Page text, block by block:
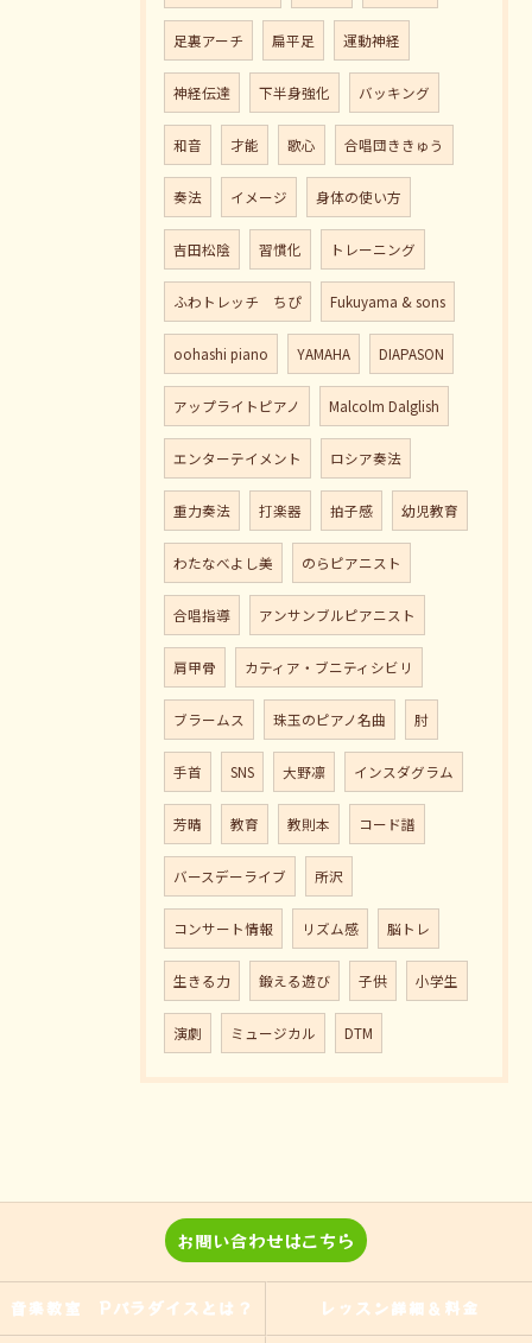
足裏アーチ 扁平足 運動神経
神経伝達 下半身強化 バッキング
和音 才能 歌心 合唱団ききゅう
奏法 イメージ 身体の使い方
吉田松陰 習慣化 トレーニング
ふわトレッチ ちぴ Fukuyama & sons
oohashi piano YAMAHA DIAPASON
アップライトピアノ Malcolm Dalglish
エンターテイメント ロシア奏法
重力奏法 打楽器 拍子感 幼児教育
わたなべよし美 のらピアニスト
合唱指導 アンサンブルピアニスト
肩甲骨 カティア・ブニティシビリ
ブラームス 珠玉のピアノ名曲 肘
手首 SNS 大野凛 インスダグラム
芳晴 教育 教則本 コード譜
バースデーライブ 所沢
コンサート情報 リズム感 脳トレ
生きる力 鍛える遊び 子供 小学生
演劇 ミュージカル DTM
お問い合わせはこちら
音楽教室 Pパラダイスとは？ レッスン詳細＆料金